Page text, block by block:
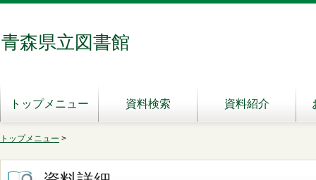
青森県立図書館
トップメニュー 資料検索 資料紹介
トップメニュー >